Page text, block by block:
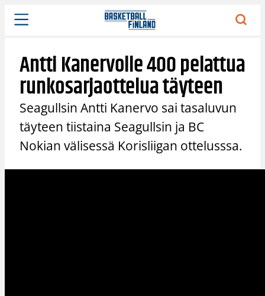
Siirry
sisältöön
Antti Kanervolle 400 pelattua
runkosarjaottelua täyteen
Seagullsin Antti Kanervo sai tasaluvun
täyteen tiistaina Seagullsin ja BC
Nokian välisessä Korisliigan ottelusssa.